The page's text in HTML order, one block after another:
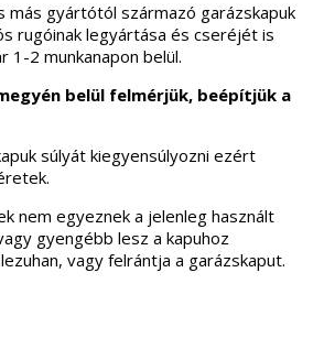
más gyártótól származó garázskapuk
rugóinak legyártása és cseréjét is
1-2 munkanapon belül.
belül felmérjük, beépítjük a
súlyát kiegyensúlyozni ezért
nem egyeznek a jelenleg használt
gyengébb lesz a kapuhoz
vagy felrántja a garázskaput.